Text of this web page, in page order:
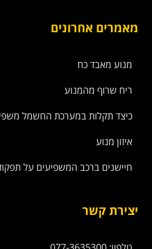
מאמרים אחרונים
מנוע מאבד כח
ריח שרוף מהמנוע
כיצד תקלות במערכת החשמל
איזון מנוע
חיישנים ברכב המשפיעים על
יצירת קשר